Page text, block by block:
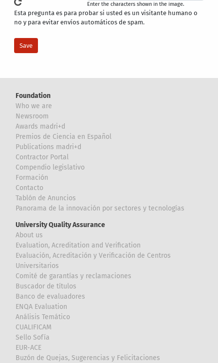
Enter the characters shown in the image.
Esta pregunta es para probar si usted es un visitante humano o
no y para evitar envíos automáticos de spam.
Foundation
Who we are
Newsroom
Awards madri+d
Premios de Ciencia en Español
Publications madri+d
Contractor Portal
Compendio legislativo
Formación
Contacto
Tablón de Anuncios
Panorama de la innovación por sectores y tecnologías
University Quality Assurance
About us
Evaluation, Acreditation and Verification
Evaluación, Acreditación y Verificación de Centros
Universitarios
Comité de garantías y reclamaciones
Buscador de títulos
Banco de evaluadores
ENQA Evaluation
Análisis Temático
CUALIFICAM
Sello Sofía
EUR-ACE
Buzón de Quejas, Sugerencias y Felicitaciones